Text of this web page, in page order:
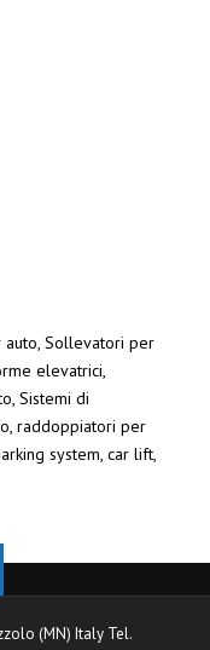
auto, Sollevatori per
elevatrici,
Sistemi di
raddoppiatori per
system, car lift,
(MN) Italy Tel.